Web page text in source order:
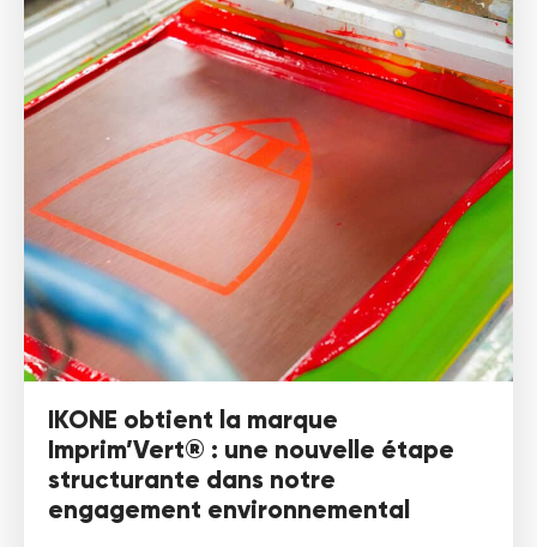
IKONE obtient la marque
Imprim’Vert® : une nouvelle étape
structurante dans notre
engagement environnemental